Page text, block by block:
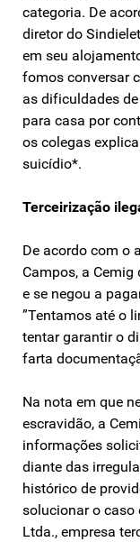
categoria. De
diretor do
em seu
fomos conversar
as dificuldades
para casa por
os colegas
suicídio*.
Terceirização
De acordo com o
Campos, a
e se negou a
”Tentamos até o
tentar garantir o
farta
Na nota em que
escravidão, a
informações
diante das
histórico de
solucionar o caso
Ltda., empresa